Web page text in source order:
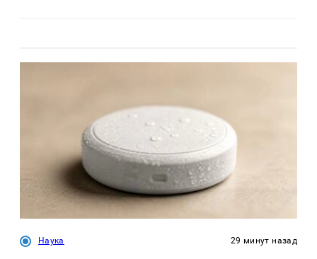
Наука 29 минут назад